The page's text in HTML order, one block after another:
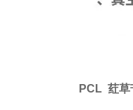
PCL 荭草